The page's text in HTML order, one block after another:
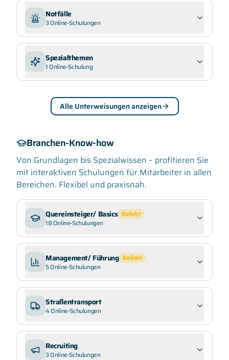
Notfälle
3Online-Schulungen
Spezialthemen
1Online-Schulung
Alle Unterweisungen anzeigen
Branchen-Know-how
Von Grundlagen bis Spezialwissen – profitieren Sie
mit interaktiven Schulungen für Mitarbeiter in allen
Bereichen. Flexibel und praxisnah.
Quereinsteiger/ Basics Beliebt
18Online-Schulungen
Management/ Führung Beliebt
5Online-Schulungen
Straßentransport
4Online-Schulungen
Recruiting
3Online-Schulungen